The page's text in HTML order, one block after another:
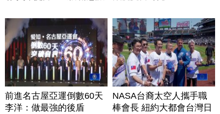
前進名古屋亞運倒數60天
李洋：做最強的後盾
NASA台裔太空人攜手職
棒會長 紐約大都會台灣日